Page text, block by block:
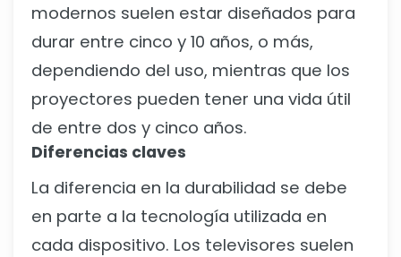
modernos suelen estar diseñados para
durar entre cinco y 10 años, o más,
dependiendo del uso, mientras que los
proyectores pueden tener una vida útil
de entre dos y cinco años.
Diferencias claves
La diferencia en la durabilidad se debe
en parte a la tecnología utilizada en
cada dispositivo. Los televisores suelen